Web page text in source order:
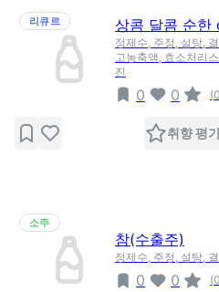
리큐르 상콤 달콤 순한
정제수, 주정, 설탕,
고농축액, 효소처리
진
0 0 (0
취향 평
소주
참(수출주)
정제수, 주정, 설탕,
0 0 (0